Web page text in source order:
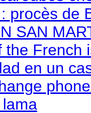
procès de
SAN
the French
en un